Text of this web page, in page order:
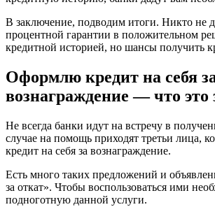
В заключение, подводим итоги. Никто не
процентной гарантии в положительном
кредитной историей, но шансы получить
Оформлю кредит на себя
вознаграждение — что это
Не всегда банки идут на встречу в
случае на помощь приходят третьи лица,
кредит на себя за вознаграждение.
Есть много таких предложений и
за откат». Чтобы воспользоваться ими
подноготную данной услуги.